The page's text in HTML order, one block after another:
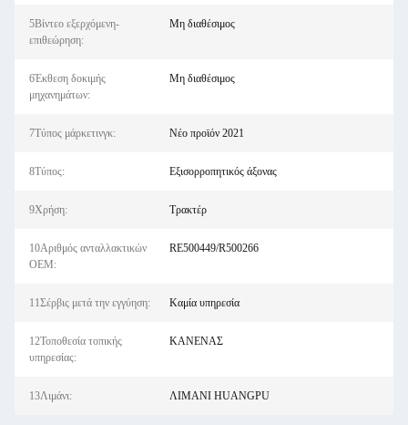
5Βίντεο εξερχόμενη-
επιθεώρηση:
Μη διαθέσιμος
6Έκθεση δοκιμής
μηχανημάτων:
Μη διαθέσιμος
7Τύπος μάρκετινγκ: Νέο προϊόν 2021
8Τύπος: Εξισορροπητικός άξονας
9Χρήση: Τρακτέρ
10Αριθμός ανταλλακτικών
OEM:
RE500449/R500266
11Σέρβις μετά την εγγύηση: Καμία υπηρεσία
12Τοποθεσία τοπικής
υπηρεσίας:
ΚΑΝΕΝΑΣ
13Λιμάνι: ΛΙΜΑΝΙ HUANGPU